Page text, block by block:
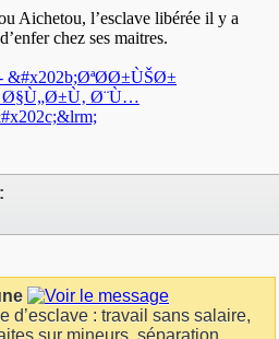
Aichetou, l’esclave libérée il y a
chez ses maitres.
&#x202b;ØªØØ±ÙŠØ±
Ø¨Ù…
d’esclave : travail sans salaire,
sur mineurs, séparation